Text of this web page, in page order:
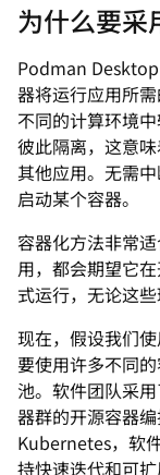
为什么要采
Podman
器将运行应用所
不同的计算环境
彼此隔离，这意
其他应用。无需
启动某个容器。
容器化方法非常
用，都会期望它
式运行，无论这
现在，假设我们
要使用许多不同
池。软件团队采用
器群的开源容器
Kubernetes，软
持快速迭代和可